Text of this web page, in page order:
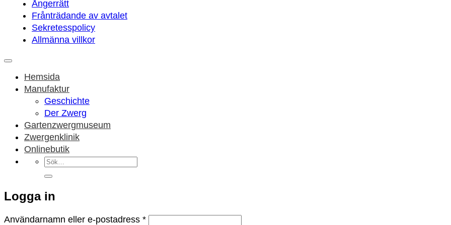
Ångerrätt
Frånträdande av avtalet
Sekretesspolicy
Allmänna villkor
Hemsida
Manufaktur
Geschichte
Der Zwerg
Gartenzwergmuseum
Zwergenklinik
Onlinebutik
Sök
efter:
Logga in
Användarnamn eller e-postadress *Obligatoriskt